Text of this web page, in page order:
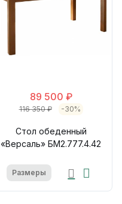
89 500 ₽
116 350 ₽ -30%
Стол обеденный
«Версаль» БМ2.777.4.42
Размеры